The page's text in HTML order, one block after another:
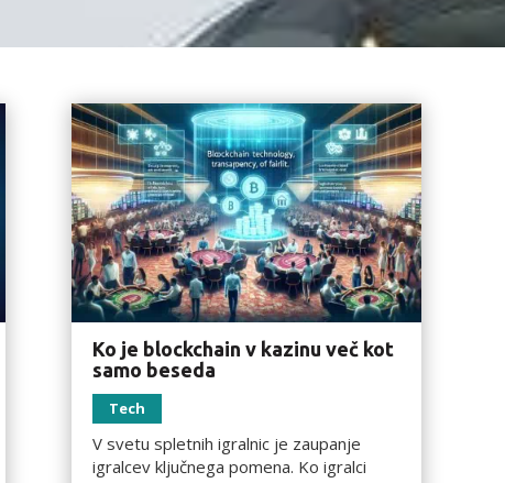
Ko je blockchain v kazinu več kot
samo beseda
Tech
V svetu spletnih igralnic je zaupanje
igralcev ključnega pomena. Ko igralci